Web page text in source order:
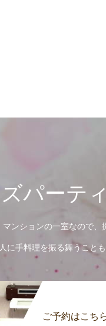
パーテ
ンションの一室なので
に手料理を振る舞うこと
ご予約はこち